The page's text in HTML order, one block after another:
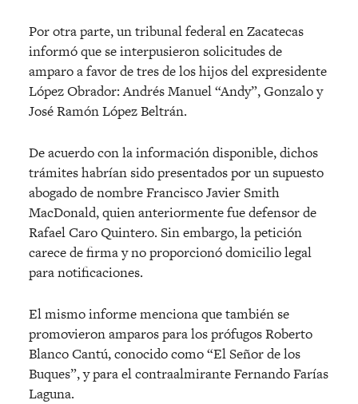
Por otra parte, un tribunal federal en Zacatecas
informó que se interpusieron solicitudes de
amparo a favor de tres de los hijos del expresidente
López Obrador: Andrés Manuel “Andy”, Gonzalo y
José Ramón López Beltrán.
De acuerdo con la información disponible, dichos
trámites habrían sido presentados por un supuesto
abogado de nombre Francisco Javier Smith
MacDonald, quien anteriormente fue defensor de
Rafael Caro Quintero. Sin embargo, la petición
carece de firma y no proporcionó domicilio legal
para notificaciones.
El mismo informe menciona que también se
promovieron amparos para los prófugos Roberto
Blanco Cantú, conocido como “El Señor de los
Buques”, y para el contraalmirante Fernando Farías
Laguna.